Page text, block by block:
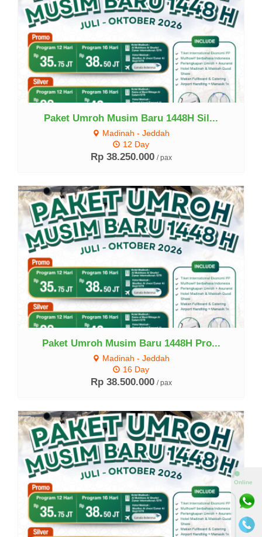
Paket Umroh Musim Baru 1448H Sil...
Madinah - Jeddah
12 Day
Rp 38.250.000 / pax
Lihat Detail
Paket Umroh Musim Baru 1448H Pro...
Madinah - Jeddah
16 Day
Rp 38.500.000 / pax
Lihat Detail
⚫
Online